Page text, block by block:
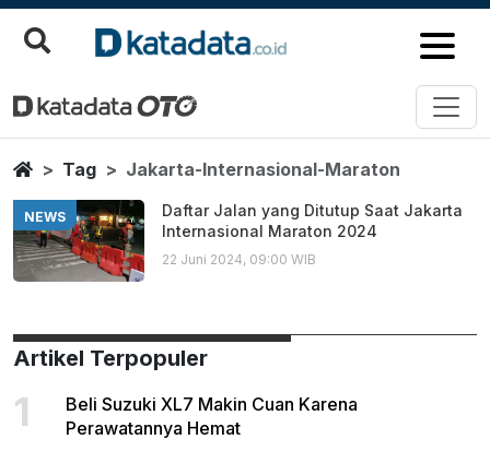
Jakarta Internasional Maraton
Berita Terbaru
HomeTag Jakarta-Internasional-Maraton
NEWS
Daftar Jalan yang Ditutup Saat Jakarta
Internasional Maraton 2024
22 Juni 2024, 09:00 WIB
Artikel Terpopuler
1
Beli Suzuki XL7 Makin Cuan Karena
Perawatannya Hemat